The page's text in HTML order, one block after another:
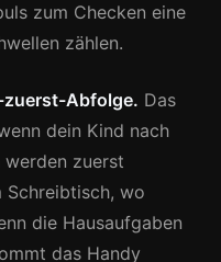
zum Checken eine
zählen.
zuerst-Abfolge. Das
dein Kind nach
werden zuerst
Schreibtisch, wo
die Hausaufgaben
das Handy